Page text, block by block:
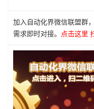
加入自动化界微信联盟群
需求即时对接。
点击这里